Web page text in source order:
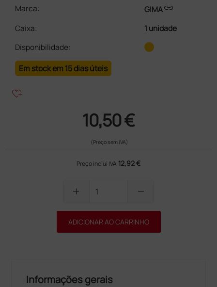
Marca:
GIMAlink
Caixa:
1 unidade
Disponibilidade:
Em stock em 15 dias úteis
heart_plus
10,50 €
(Preço sem IVA)
Preço inclui IVA 12,92 €
add remove
ADICIONAR AO CARRINHO
Informações gerais